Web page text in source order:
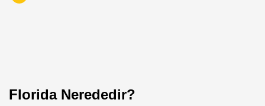
Florida Nerededir?